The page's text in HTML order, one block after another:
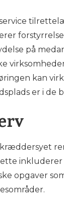
på
kan
er i de
opgaver